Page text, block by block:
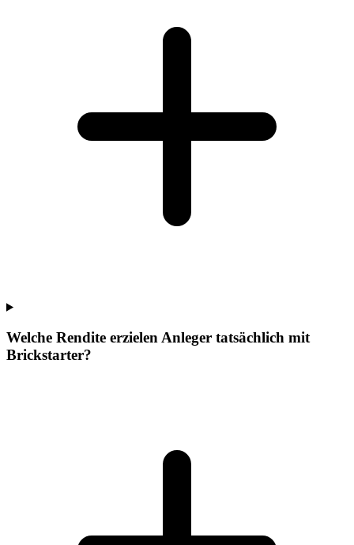
Welche Rendite erzielen Anleger tatsächlich mit
Brickstarter?